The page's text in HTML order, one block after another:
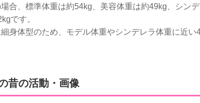
合、標準体重は約54kg、美容体重は約49kg、シン
です。
身体型のため、モデル体重やシンデレラ体重に近
昔の活動・画像